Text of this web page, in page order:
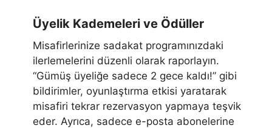
Üyelik Kademeleri ve Ödüller
Misafirlerinize sadakat programınızdaki
ilerlemelerini düzenli olarak raporlayın.
“Gümüş üyeliğe sadece 2 gece kaldı!” gibi
bildirimler, oyunlaştırma etkisi yaratarak
misafiri tekrar rezervasyon yapmaya teşvik
eder. Ayrıca, sadece e-posta abonelerine